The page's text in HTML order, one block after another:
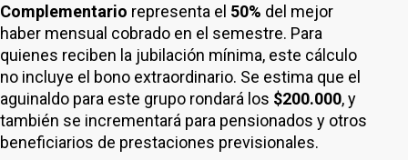
Complementario representa el 50% del mejor
haber mensual cobrado en el semestre. Para
quienes reciben la jubilación mínima, este cálculo
no incluye el bono extraordinario. Se estima que el
aguinaldo para este grupo rondará los $200.000, y
también se incrementará para pensionados y otros
beneficiarios de prestaciones previsionales.